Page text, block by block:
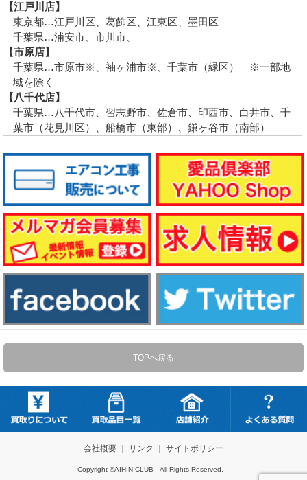
【江戸川店】
東京都…江戸川区、葛飾区、江東区、墨田区
千葉県…浦安市、市川市、
【市原店】
千葉県…市原市※、袖ヶ浦市※、千葉市（緑区） ※一部地
域を除く
【八千代店】
千葉県…八千代市、習志野市、佐倉市、印西市、白井市、千
葉市（花見川区）、船橋市（東部）、鎌ヶ谷市（南部）
TOPへ戻る
会社概要｜ リンク ｜ サイトポリシー
Copyright ©AIHIN-CLUB All Rights Reserved.